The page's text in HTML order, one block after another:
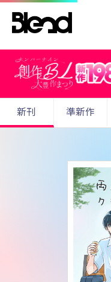
新刊 準新作